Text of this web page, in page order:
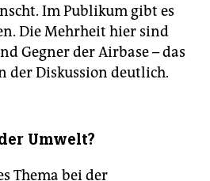
Im Publikum gibt es
Die Mehrheit hier sind
Gegner der Airbase – das
der Diskussion deutlich.
Umwelt?
Thema bei der